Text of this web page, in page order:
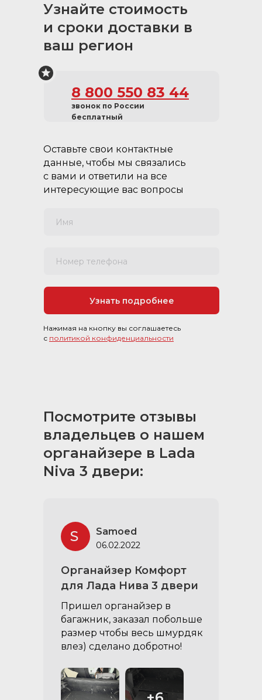
звонок по России
бесплатный
8 800 550 83 44
Узнайте стоимость
и сроки доставки в
ваш регион
Имя
Номер телефона
Узнать подробнее
Оставьте свои контактные
данные, чтобы мы связались
с вами и ответили на все
интересующие вас вопросы
Нажимая на кнопку вы соглашаетесь
с политикой конфиденциальности
S
Посмотрите отзывы
владельцев о нашем
органайзере в Lada
Niva 3 двери:
Samoed
06.02.2022
Органайзер Комфорт
для Лада Нива 3 двери
Пришел органайзер в
багажник, заказал побольше
размер чтобы весь шмурдяк
влез) сделано добротно!